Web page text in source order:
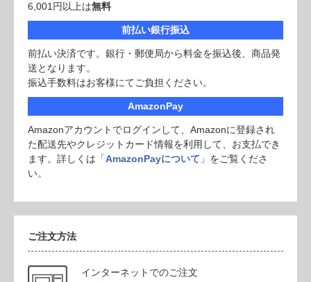
6,001円以上は無料
前払い銀行振込
前払い決済です。銀行・郵便局から料金を振込後、商品発
送となります。
振込手数料はお客様にてご負担ください。
AmazonPay
Amazonアカウントでログインして、Amazonに登録され
た配送先やクレジットカード情報を利用して、お支払でき
ます。詳しくは「AmazonPayについて 」をご覧くださ
い。
ご注文方法
インターネットでのご注文